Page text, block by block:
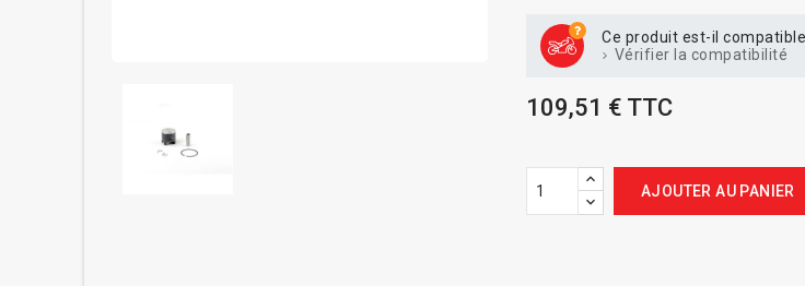
Ce produit est-il
Vérifier la compatibilité
109,51 € TTC
AJOUTER AU PANIER